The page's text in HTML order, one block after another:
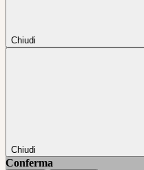
Chiudi
Chiudi
Conferma